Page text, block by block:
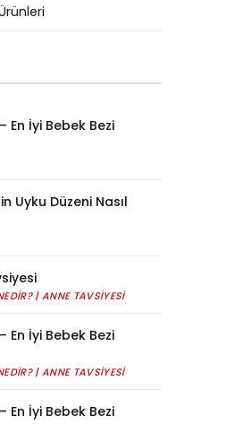
En İyi Bebek Bezi
Uyku Düzeni Nasıl
| ANNE TAVSIYESI
En İyi Bebek Bezi
| ANNE TAVSIYESI
En İyi Bebek Bezi